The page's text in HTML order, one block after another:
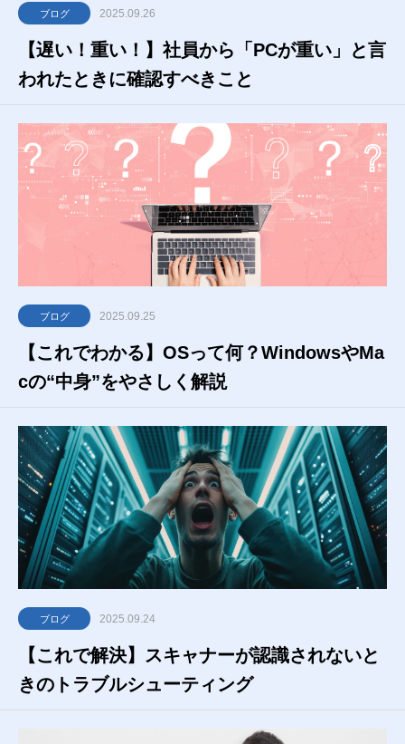
ブログ 2025.09.26
【遅い！重い！】社員から「PCが重い」と言
われたときに確認すべきこと
ブログ 2025.09.25
【これでわかる】OSって何？WindowsやMa
cの“中身”をやさしく解説
ブログ 2025.09.24
【これで解決】スキャナーが認識されないと
きのトラブルシューティング